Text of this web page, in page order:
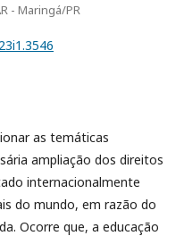
- Maringá/PR
as temáticas
ampliação dos direitos
internacionalmente
do mundo, em razão do
Ocorre que, a educação